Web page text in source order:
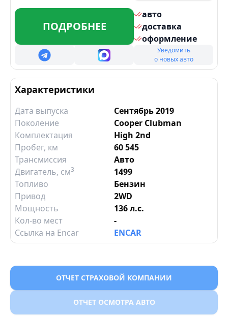
ПОДРОБНЕЕ
авто
доставка
оформление
Уведомить
о новых авто
Характеристики
Дата выпуска
Сентябрь 2019
Поколение
Cooper Clubman
Комплектация
High 2nd
Пробег, км
60 545
Трансмиссия
Авто
Двигатель, см3
1499
Топливо
Бензин
Привод
2WD
Мощность
136 л.с.
Кол-во мест
-
Ссылка на Encar
ENCAR
ОТЧЕТ СТРАХОВОЙ КОМПАНИИ
ОТЧЕТ ОСМОТРА АВТО